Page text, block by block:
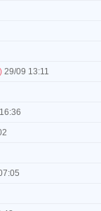
29/09 13:11